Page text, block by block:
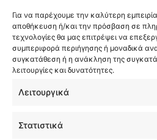
Για να παρέχουμε την καλύτερη
αποθήκευση ή/και την πρόσβαση σε
τεχνολογίες θα μας επιτρέψει να
συμπεριφορά περιήγησης ή μοναδικά
συγκατάθεση ή η ανάκληση της
λειτουργίες και δυνατότητες.
Λειτουργικά
Στατιστικά